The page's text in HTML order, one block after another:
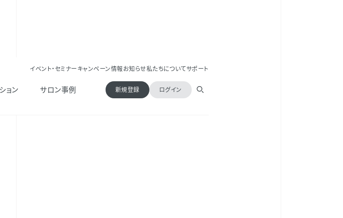
ョン サロン事例
イベント・セミナーキャンペーン情報お知らせ私たちについてサポート
新規登録 ログイン